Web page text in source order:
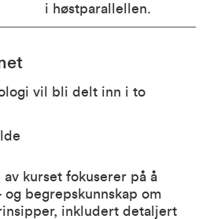
vil bli delt inn i to
kurset fokuserer på å
og begrepskunnskap om
inkludert detaljert
i høstparallellen.